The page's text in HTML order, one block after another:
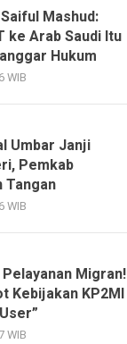
Mashud:
ke Arab Saudi Itu
Hukum
WIB
Umbar Janji
Pemkab
Tangan
WIB
Migran!
Kebijakan KP2MI
WIB